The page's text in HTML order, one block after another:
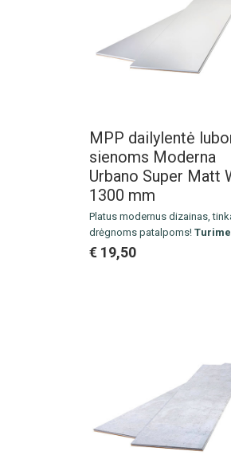
MPP dailylentė
sienoms Moderna
Urbano Super Matt
1300 mm
Platus modernus dizainas,
drėgnoms patalpoms! Turime
sandėlyje.
Išmatavimai: 1300 x 262 x 10
€ 19,50